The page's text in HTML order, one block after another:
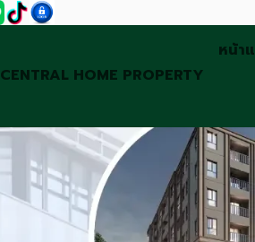
CENTRAL HOME PROPERTY
หน้า